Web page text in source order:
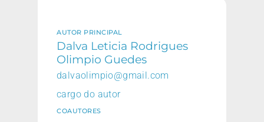
AUTOR PRINCIPAL
Dalva Leticia Rodrigues
Olimpio Guedes
dalvaolimpio@gmail.com
cargo do autor
COAUTORES